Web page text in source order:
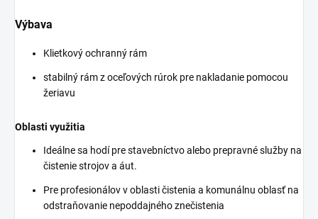
Výbava
Klietkový ochranný rám
stabilný rám z oceľových rúrok pre nakladanie pomocou
žeriavu
Oblasti využitia
Ideálne sa hodí pre stavebníctvo alebo prepravné služby na
čistenie strojov a áut.
Pre profesionálov v oblasti čistenia a komunálnu oblasť na
odstraňovanie nepoddajného znečistenia